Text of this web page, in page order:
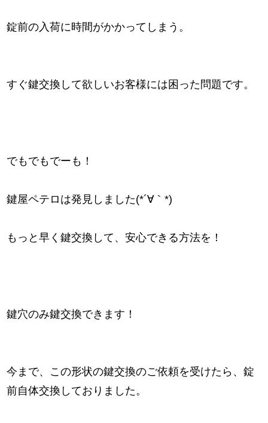
錠前の入荷に時間がかかってしまう。
すぐ鍵交換して欲しいお客様には困った問題です。
でもでもでーも！
鍵屋ペテロは発見しました(*´∀｀*)
もっと早く鍵交換して、安心できる方法を！
鍵穴のみ鍵交換できます！
今まで、この形状の鍵交換のご依頼を受けたら、錠
前自体交換しておりました。